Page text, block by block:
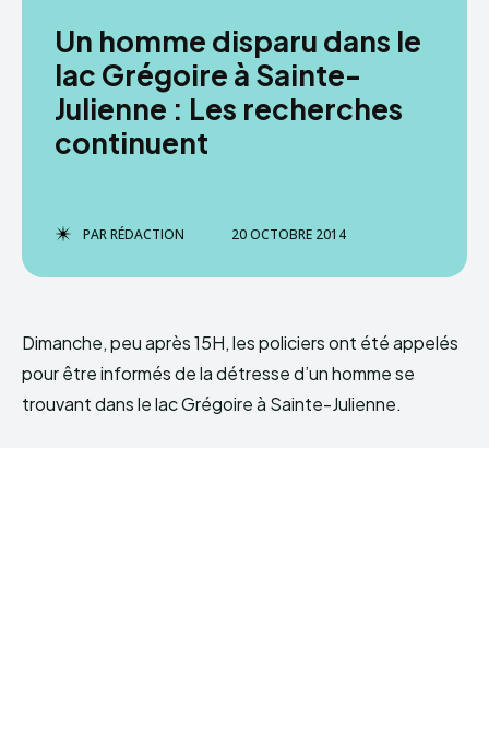
Un homme disparu dans le
lac Grégoire à Sainte-
Julienne : Les recherches
continuent
PARRÉDACTION 20 OCTOBRE 2014
Dimanche, peu après 15H, les policiers ont été appelés
pour être informés de la détresse d’un homme se
trouvant dans le lac Grégoire à Sainte-Julienne.